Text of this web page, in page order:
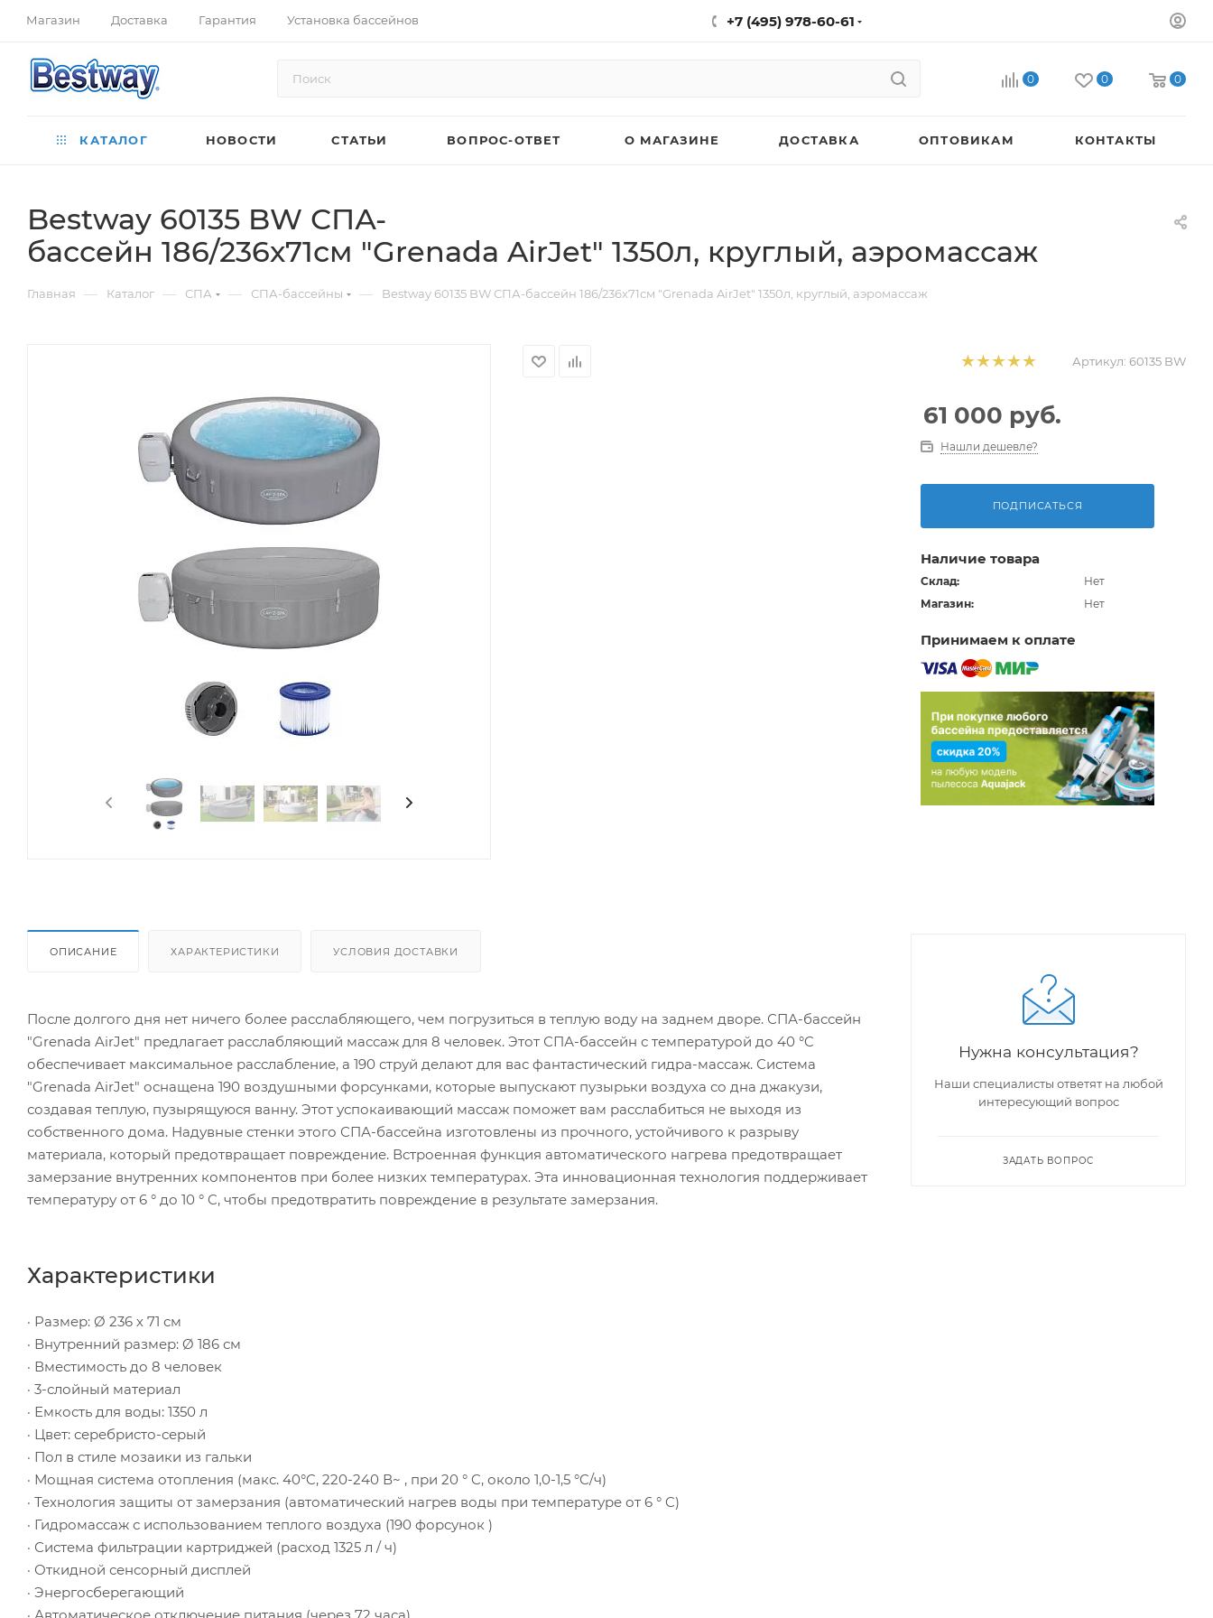
Магазин Доставка Гарантия Установка бассейнов +7 (495) 978-60-61
0 0 0
КАТАЛОГ НОВОСТИ СТАТЬИ ВОПРОС-ОТВЕТ О МАГАЗИНЕ ДОСТАВКА ОПТОВИКАМ КОНТАКТЫ
Bestway 60135 BW СПА-
бассейн 186/236х71см "Grenada AirJet" 1350л, круглый, аэромассаж
Главная — Каталог — СПА — СПА-бассейны — Bestway 60135 BW СПА-бассейн 186/236х71см "Grenada AirJet" 1350л, круглый, аэромассаж
Артикул: 60135 BW
61 000 руб.
Нашли дешевле?
ПОДПИСАТЬСЯ
Наличие товара
Склад:
Нет
Магазин:
Нет
Принимаем к оплате
ОПИСАНИЕ ХАРАКТЕРИСТИКИ УСЛОВИЯ ДОСТАВКИ
После долгого дня нет ничего более расслабляющего, чем погрузиться в теплую воду на заднем дворе. СПА-бассейн
"Grenada AirJet" предлагает расслабляющий массаж для 8 человек. Этот СПА-бассейн с температурой до 40 °C
обеспечивает максимальное расслабление, а 190 струй делают для вас фантастический гидра-массаж. Система
"Grenada AirJet" оснащена 190 воздушными форсунками, которые выпускают пузырьки воздуха со дна джакузи,
создавая теплую, пузырящуюся ванну. Этот успокаивающий массаж поможет вам расслабиться не выходя из
собственного дома. Надувные стенки этого СПА-бассейна изготовлены из прочного, устойчивого к разрыву
материала, который предотвращает повреждение. Встроенная функция автоматического нагрева предотвращает
замерзание внутренних компонентов при более низких температурах. Эта инновационная технология поддерживает
температуру от 6 ° до 10 ° C, чтобы предотвратить повреждение в результате замерзания.
Характеристики
· Размер: Ø 236 х 71 см
· Внутренний размер: Ø 186 см
· Вместимость до 8 человек
· 3-слойный материал
· Емкость для воды: 1350 л
· Цвет: серебристо-серый
· Пол в стиле мозаики из гальки
· Мощная система отопления (макс. 40°C, 220-240 В~ , при 20 ° C, около 1,0-1,5 °C/ч)
· Технология защиты от замерзания (автоматический нагрев воды при температуре от 6 ° C)
· Гидромассаж с использованием теплого воздуха (190 форсунок )
· Система фильтрации картриджей (расход 1325 л / ч)
· Откидной сенсорный дисплей
· Энергосберегающий
· Автоматическое отключение питания (через 72 часа)
Нужна консультация?
Наши специалисты ответят на любой
интересующий вопрос
ЗАДАТЬ ВОПРОС